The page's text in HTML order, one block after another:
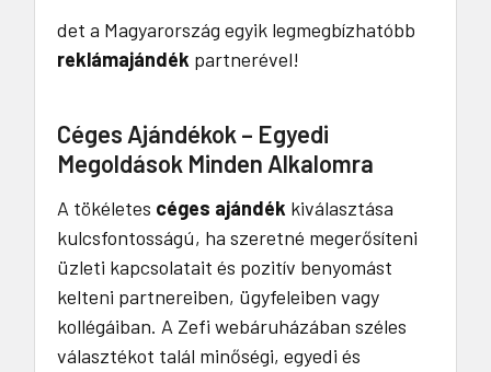
det a Magyarország egyik legmegbízhatóbb
reklámajándék partnerével!
Céges Ajándékok – Egyedi
Megoldások Minden Alkalomra
A tökéletes céges ajándék kiválasztása
kulcsfontosságú, ha szeretné megerősíteni
üzleti kapcsolatait és pozitív benyomást
kelteni partnereiben, ügyfeleiben vagy
kollégáiban. A Zefi webáruházában széles
választékot talál minőségi, egyedi és